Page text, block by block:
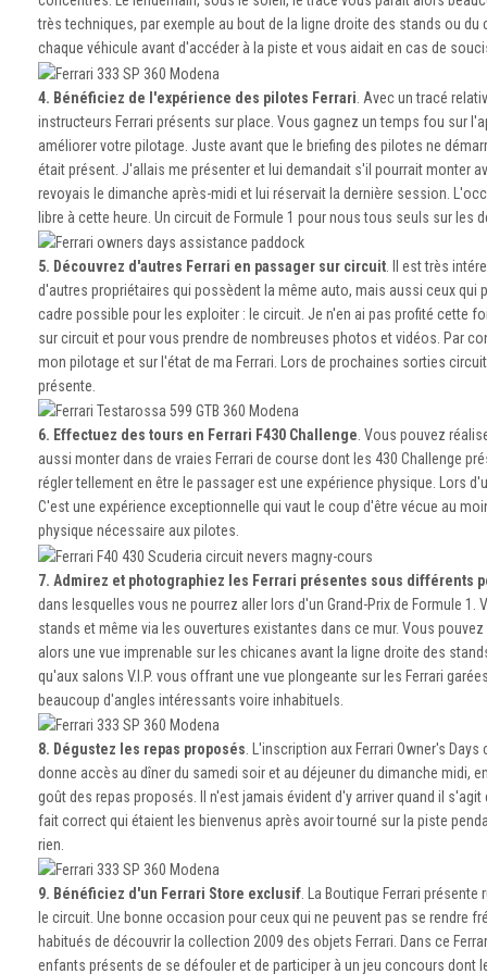
très techniques, par exemple au bout de la ligne droite des stands ou
chaque véhicule avant d'accéder à la piste et vous aidait en cas de
4. Bénéficiez de l'expérience des pilotes Ferrari . Avec un tracé
instructeurs Ferrari présents sur place. Vous gagnez un temps fou sur
améliorer votre pilotage. Juste avant que le briefing des pilotes ne
était présent. J'allais me présenter et lui demandait s'il pourrait monter
revoyais le dimanche après-midi et lui réservait la dernière session.
libre à cette heure. Un circuit de Formule 1 pour nous tous seuls sur les
5. Découvrez d'autres Ferrari en passager sur circuit . Il est très
d'autres propriétaires qui possèdent la même auto, mais aussi ceux
cadre possible pour les exploiter : le circuit. Je n'en ai pas profité cette
sur circuit et pour vous prendre de nombreuses photos et vidéos. Par
mon pilotage et sur l'état de ma Ferrari. Lors de prochaines sorties
présente.
6. Effectuez des tours en Ferrari F430 Challenge. Vous pouvez
aussi monter dans de vraies Ferrari de course dont les 430 Challenge
régler tellement en être le passager est une expérience physique. Lors
C'est une expérience exceptionnelle qui vaut le coup d'être vécue au
physique nécessaire aux pilotes.
7. Admirez et photographiez les Ferrari présentes sous différents
dans lesquelles vous ne pourrez aller lors d'un Grand-Prix de Formule
stands et même via les ouvertures existantes dans ce mur. Vous
alors une vue imprenable sur les chicanes avant la ligne droite des
qu'aux salons V.I.P. vous offrant une vue plongeante sur les Ferrari
beaucoup d'angles intéressants voire inhabituels.
8. Dégustez les repas proposés . L'inscription aux Ferrari Owner's
donne accès au dîner du samedi soir et au déjeuner du dimanche midi,
goût des repas proposés. Il n'est jamais évident d'y arriver quand il
fait correct qui étaient les bienvenus après avoir tourné sur la piste
rien.
9. Bénéficiez d'un Ferrari Store exclusif. La Boutique Ferrari
le circuit. Une bonne occasion pour ceux qui ne peuvent pas se rendre
habitués de découvrir la collection 2009 des objets Ferrari. Dans ce
enfants présents de se défouler et de participer à un jeu concours dont